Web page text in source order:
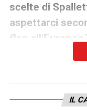
scelte di
aspettarci
flop
«Spalletti
giocatore.
secondo me ha
IL